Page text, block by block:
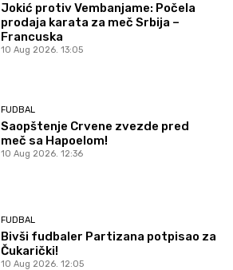
Jokić protiv Vembanjame: Počela
prodaja karata za meč Srbija –
Francuska
10 Aug 2026. 13:05
FUDBAL
Saopštenje Crvene zvezde pred
meč sa Hapoelom!
10 Aug 2026. 12:36
FUDBAL
Bivši fudbaler Partizana potpisao za
Čukarički!
10 Aug 2026. 12:05